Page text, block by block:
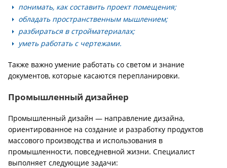
понимать, как составить проект помещения;
обладать пространственным мышлением;
разбираться в стройматериалах;
уметь работать с чертежами.
Также важно умение работать со светом и знание
документов, которые касаются перепланировки.
Промышленный дизайнер
Промышленный дизайн — направление дизайна,
ориентированное на создание и разработку продуктов
массового производства и использования в
промышленности, повседневной жизни. Специалист
выполняет следующие задачи: